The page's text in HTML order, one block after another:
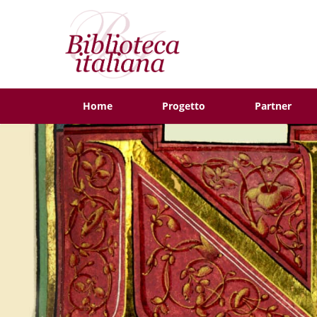
Home Progetto Partner